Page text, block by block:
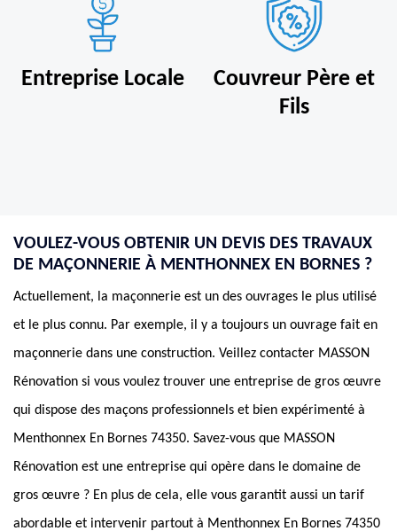
Entreprise Locale
Couvreur Père et
Fils
VOULEZ-VOUS OBTENIR UN DEVIS DES TRAVAUX
DE MAÇONNERIE À MENTHONNEX EN BORNES ?
Actuellement, la maçonnerie est un des ouvrages le plus utilisé
et le plus connu. Par exemple, il y a toujours un ouvrage fait en
maçonnerie dans une construction. Veillez contacter MASSON
Rénovation si vous voulez trouver une entreprise de gros œuvre
qui dispose des maçons professionnels et bien expérimenté à
Menthonnex En Bornes 74350. Savez-vous que MASSON
Rénovation est une entreprise qui opère dans le domaine de
gros œuvre ? En plus de cela, elle vous garantit aussi un tarif
abordable et intervenir partout à Menthonnex En Bornes 74350